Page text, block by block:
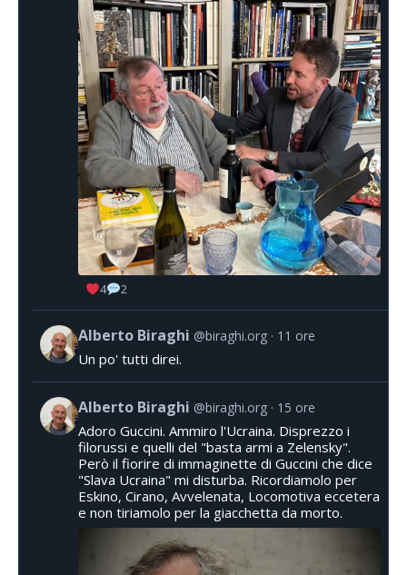
4 2
Alberto Biraghi @biraghi.org 11 ore
Un po' tutti direi.
Alberto Biraghi @biraghi.org 15 ore
Adoro Guccini. Ammiro l'Ucraina. Disprezzo i
filorussi e quelli del "basta armi a Zelensky".
Però il fiorire di immaginette di Guccini che dice
"Slava Ucraina" mi disturba. Ricordiamolo per
Eskino, Cirano, Avvelenata, Locomotiva eccetera
e non tiriamolo per la giacchetta da morto.